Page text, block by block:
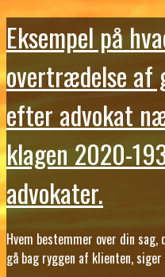
Eksempel på
overtrædelse af
efter advokat
klagen 2020-
advokater.
Hvem bestemmer over din
gå bag ryggen af klienten,